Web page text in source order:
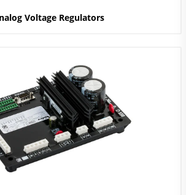
Voltage Regulators